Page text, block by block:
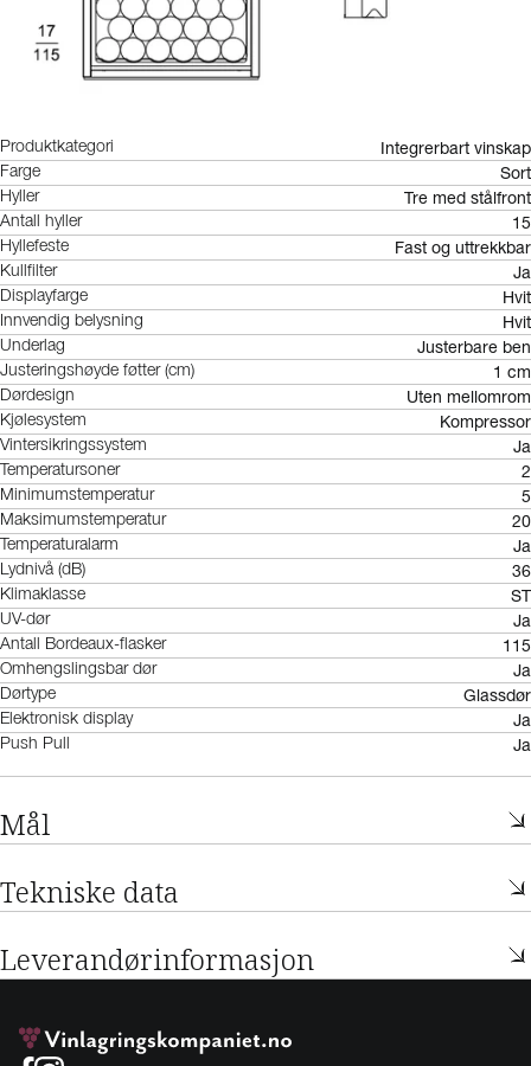
Produktkategori Integrerbart vinskap
Farge Sort
Hyller Tre med stålfront
Antall hyller 15
Hyllefeste Fast og uttrekkbar
Kullfilter Ja
Displayfarge Hvit
Innvendig belysning Hvit
Underlag Justerbare ben
Justeringshøyde føtter (cm) 1 cm
Dørdesign Uten mellomrom
Kjølesystem Kompressor
Vintersikringssystem Ja
Temperatursoner 2
Minimumstemperatur 5
Maksimumstemperatur 20
Temperaturalarm Ja
Lydnivå (dB) 36
Klimaklasse ST
UV-dør Ja
Antall Bordeaux-flasker 115
Omhengslingsbar dør Ja
Dørtype Glassdør
Elektronisk display Ja
Push Pull Ja
Mål
Tekniske data
Leverandørinformasjon